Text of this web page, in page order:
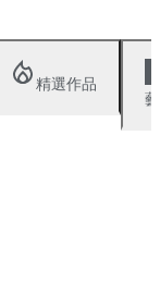
精選作品